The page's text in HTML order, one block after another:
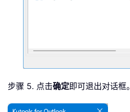
步骤 5. 点击确定即可退出对话框。